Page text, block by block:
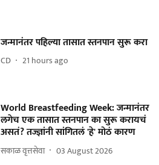
जन्मानंतर पहिल्या तासात स्तनपान सुरू करा
CD 21 hours ago
World Breastfeeding Week: जन्मानंतर
लगेच एक तासात स्तनपान का सुरू करायचं
असतं? तज्ज्ञांनी सांगितलं 'हे' मोठं कारण
सकाळ वृत्तसेवा 03 August 2026